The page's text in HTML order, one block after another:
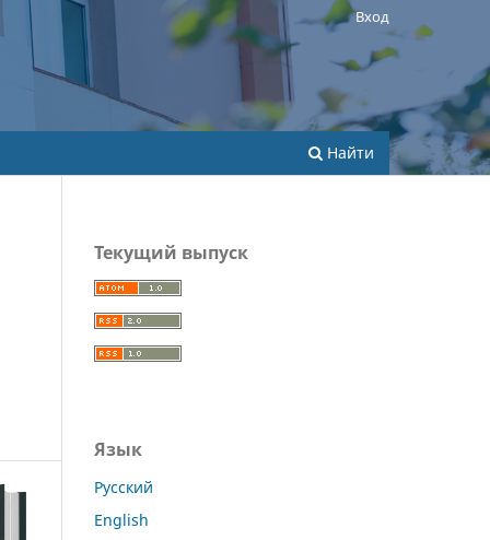
Найти
Вход
Текущий выпуск
Язык
Русский
English